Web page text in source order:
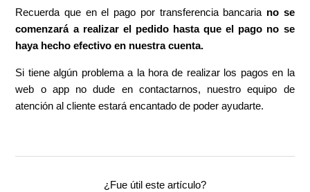
Recuerda que en el pago por transferencia bancaria no se
comenzará a realizar el pedido hasta que el pago no se
haya hecho efectivo en nuestra cuenta.
Si tiene algún problema a la hora de realizar los pagos en la
web o app no dude en contactarnos, nuestro equipo de
atención al cliente estará encantado de poder ayudarte.
¿Fue útil este artículo?